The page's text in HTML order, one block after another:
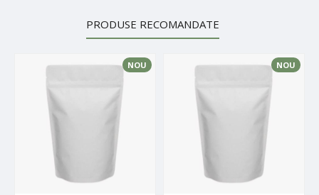
PRODUSE RECOMANDATE
NOU NOU